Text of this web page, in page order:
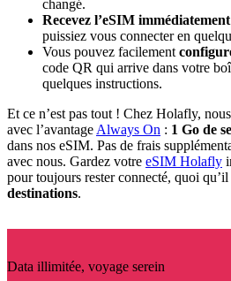
changé.
Recevez l’eSIM
puissiez vous connecter en
Vous pouvez facilement
code QR qui arrive dans votre
quelques instructions.
Et ce n’est pas tout ! Chez Holafly,
avec l’avantage Always On : 1 Go de
dans nos eSIM. Pas de frais
avec nous. Gardez votre eSIM Holafly
pour toujours rester connecté, quoi
destinations.
Data illimitée, voyage serein